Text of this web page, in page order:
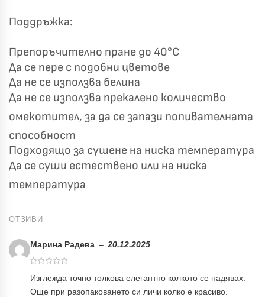
Поддръжка:
Препоръчително пране до 40°C
Да се пере с подобни цветове
Да не се използва белина
Да не се използва прекалено количество
омекотител, за да се запази попивателната
способност
Подходящо за сушене на ниска температура
Да се суши естествено или на ниска
температура
ОТЗИВИ
Марина Радева – 20.12.2025
Изглежда точно толкова елегантно колкото се надявах.
Още при разопаковането си личи колко е красиво.